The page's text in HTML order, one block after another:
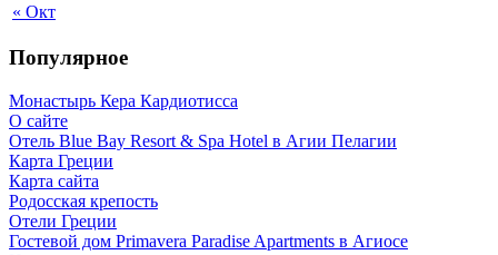
« Окт
Популярное
Монастырь Кера Кардиотисса
О сайте
Отель Blue Bay Resort & Spa Hotel в Агии Пелагии
Карта Греции
Карта сайта
Родосская крепость
Отели Греции
Гостевой дом Primavera Paradise Apartments в Агиосе